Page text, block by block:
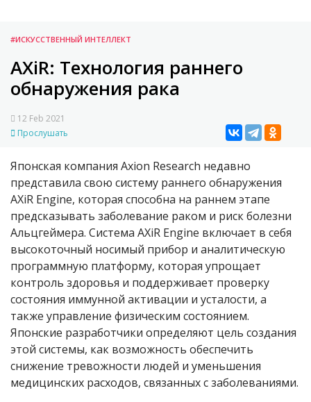
#ИСКУССТВЕННЫЙ ИНТЕЛЛЕКТ
AXiR: Технология раннего
обнаружения рака
12 Feb 2021
Прослушать
Японская компания Axion Research недавно
представила свою систему раннего обнаружения
AXiR Engine, которая способна на раннем этапе
предсказывать заболевание раком и риск болезни
Альцгеймера. Система AXiR Engine включает в себя
высокоточный носимый прибор и аналитическую
программную платформу, которая упрощает
контроль здоровья и поддерживает проверку
состояния иммунной активации и усталости, а
также управление физическим состоянием.
Японские разработчики определяют цель создания
этой системы, как возможность обеспечить
снижение тревожности людей и уменьшения
медицинских расходов, связанных с заболеваниями.